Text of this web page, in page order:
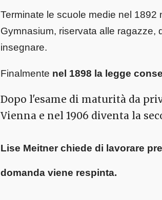
Terminate le scuole medie nel
Gymnasium, riservata alle ragazze,
insegnare.
Finalmente nel 1898 la legge
Dopo l'esame di maturità da
Vienna e nel 1906 diventa la
Lise Meitner chiede di lavorare
domanda viene respinta.